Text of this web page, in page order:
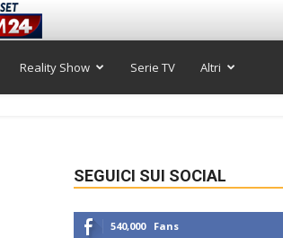
Reality Show Serie TV Altri
SEGUICI SUI SOCIAL
540,000 Fans